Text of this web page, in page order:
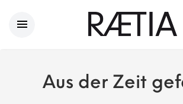
Aus der Zeit